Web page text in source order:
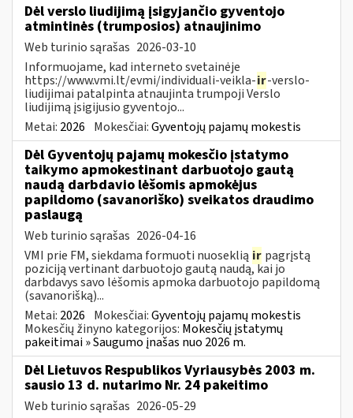
Dėl verslo liudijimą įsigyjančio gyventojo
atmintinės (trumposios) atnaujinimo
Web turinio sąrašas 2026-03-10
Informuojame, kad interneto svetainėje
https://www.vmi.lt/evmi/individuali-veikla-ir-verslo-
liudijimai patalpinta atnaujinta trumpoji Verslo
liudijimą įsigijusio gyventojo...
Metai: 2026 Mokesčiai:Gyventojų pajamų mokestis
Dėl Gyventojų pajamų mokesčio įstatymo
taikymo apmokestinant darbuotojo gautą
naudą darbdavio lėšomis apmokėjus
papildomo (savanoriško) sveikatos draudimo
paslaugą
Web turinio sąrašas 2026-04-16
VMI prie FM, siekdama formuoti nuoseklią ir pagrįstą
poziciją vertinant darbuotojo gautą naudą, kai jo
darbdavys savo lėšomis apmoka darbuotojo papildomą
(savanorišką)...
Metai: 2026 Mokesčiai:Gyventojų pajamų mokestis
Mokesčių žinyno kategorijos: Mokesčių įstatymų
pakeitimai » Saugumo įnašas nuo 2026 m.
Dėl Lietuvos Respublikos Vyriausybės 2003 m.
sausio 13 d. nutarimo Nr. 24 pakeitimo
Web turinio sąrašas 2026-05-29